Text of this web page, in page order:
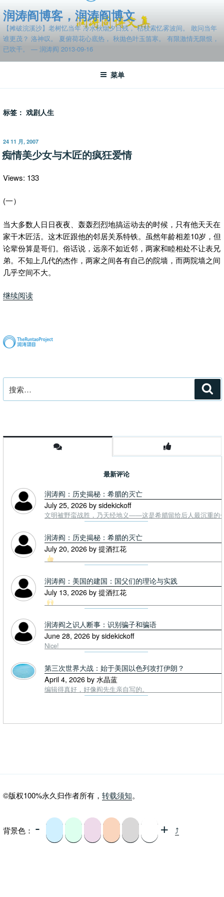
至
容
润涛阎博客，润涛阎博文
【摊破浣溪沙】老树忆当年 冷水秋烟夕日残， 枯枝索忆雾波间。 敢问当年
谁更茂？ 洛神叹。 夏俯荷花心底热， 秋抛色叶玉笛寒。 有限激情无限恨，
已吹干。 — 润涛阎 2013-09-16
菜单
标签： 戏剧人生
发
布
于
24 11 月, 2007
痴情美少女与木匠的疯狂爱情
Views: 133
(一）
当大多数人日日夜夜、轰轰烈烈地搞运动去的时候，只有他天天在
家干木匠活。这木匠跟他的邻居关系特铁。虽然年龄相差10岁，但
论辈份算是哥们。俗话说，远亲不如近邻，两家和睦相处不让表兄
弟。不知上几代的杰作，两家之间各有自己的院墙，而两院墙之间
几乎空间不大。
继续阅读“痴
女
匠
疯
情”
索：
最新评论
润涛阎：历史揭秘：希腊的灭亡
July 25, 2026 by sidekickoff
文明被野蛮战胜，乃天经地义——这是希腊留给后人最沉重的
润涛阎：历史揭秘：希腊的灭亡
July 20, 2026 by 提酒扛花
润涛阎：美国的建国：国父们的理论与实践
July 13, 2026 by 提酒扛花
润涛阎之识人断事：识别骗子和骗语
June 28, 2026 by sidekickoff
Nice!
第三次世界大战：始于美国以色列攻打伊朗？
April 4, 2026 by 水晶蓝
编辑得真好，好像阎先生亲自写的。
©版权100%永久归作者所有， 转载须知。
背景色： - + ⤴